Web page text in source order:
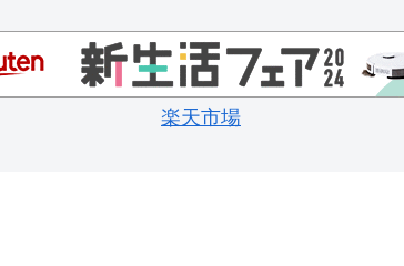
楽天市場